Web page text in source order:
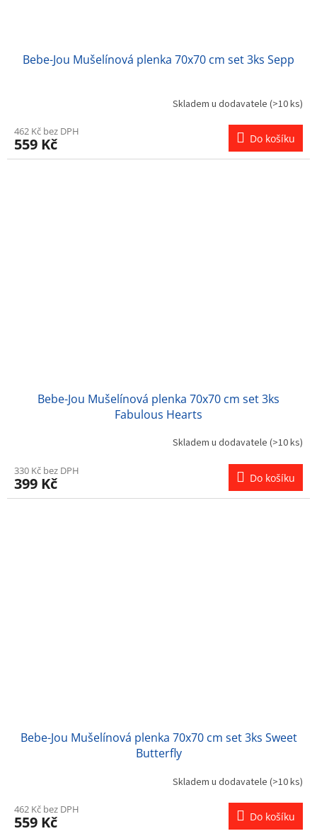
Bebe-Jou Mušelínová plenka 70x70 cm set 3ks Sepp
Skladem u dodavatele (>10 ks)
462 Kč bez DPH
559 Kč Do košíku
Bebe-Jou Mušelínová plenka 70x70 cm set 3ks
Fabulous Hearts
Skladem u dodavatele (>10 ks)
330 Kč bez DPH
399 Kč Do košíku
Bebe-Jou Mušelínová plenka 70x70 cm set 3ks Sweet
Butterfly
Skladem u dodavatele (>10 ks)
462 Kč bez DPH
559 Kč Do košíku